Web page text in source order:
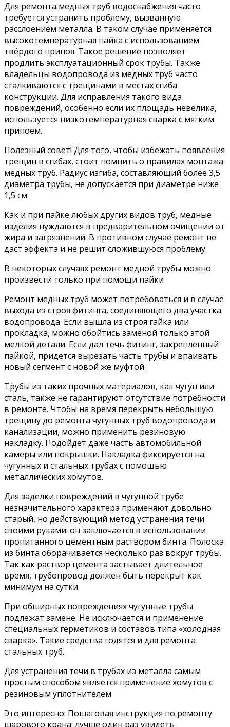
Для ремонта медных труб водоснабжения часто
требуется устранить проблему, вызванную
расслоением металла. В таком случае применяется
высокотемпературная пайка с использованием
твёрдого припоя. Такое решение позволяет
продлить эксплуатационный срок трубы. Также
владельцы водопровода из медных труб часто
сталкиваются с трещинами в местах сгиба
конструкции. Для исправления такого вида
повреждений, особенно если их площадь невелика,
используется низкотемпературная сварка с мягким
припоем.
Полезный совет! Для того, чтобы избежать появления
трещин в сгибах, стоит помнить о правилах монтажа
медных труб. Радиус изгиба, составляющий более 3,5
диаметра трубы, не допускается при диаметре ниже
1,5 см.
Как и при пайке любых других видов труб, медные
изделия нуждаются в предварительном очищении от
жира и загрязнений. В противном случае ремонт не
даст эффекта и не решит сложившуюся проблему.
В некоторых случаях ремонт медной трубы можно
произвести только при помощи пайки
Ремонт медных труб может потребоваться и в случае
выхода из строя фитинга, соединяющего два участка
водопровода. Если вышла из строя гайка или
прокладка, можно обойтись заменой только этой
мелкой детали. Если дал течь фитинг, закрепленный
пайкой, придется вырезать часть трубы и впаивать
новый сегмент с новой же муфтой.
Трубы из таких прочных материалов, как чугун или
сталь, также не гарантируют отсутствие потребности
в ремонте. Чтобы на время перекрыть небольшую
трещину до ремонта чугунных труб водопровода и
канализации, можно применить резиновую
накладку. Подойдёт даже часть автомобильной
камеры или покрышки. Накладка фиксируется на
чугунных и стальных трубах с помощью
металлических хомутов.
Для заделки повреждений в чугунной трубе
незначительного характера применяют довольно
старый, но действующий метод устранения течи
своими руками: он заключается в использовании
пропитанного цементным раствором бинта. Полоска
из бинта оборачивается несколько раз вокруг трубы.
Так как раствор цемента застывает длительное
время, трубопровод должен быть перекрыт как
минимум на сутки.
При обширных повреждениях чугунные трубы
подлежат замене. Не исключается и применение
специальных герметиков и составов типа «холодная
сварка». Такие средства годятся и для ремонта
стальных труб.
Для устранения течи в трубах из металла самым
простым способом является применение хомутов с
резиновым уплотнителем
Это интересно: Пошаговая инструкция по ремонту
шарового крана: лучше один раз увидеть